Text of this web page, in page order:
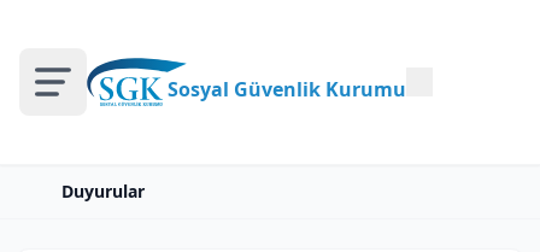
Sosyal Güvenlik Kurumu
Duyurular